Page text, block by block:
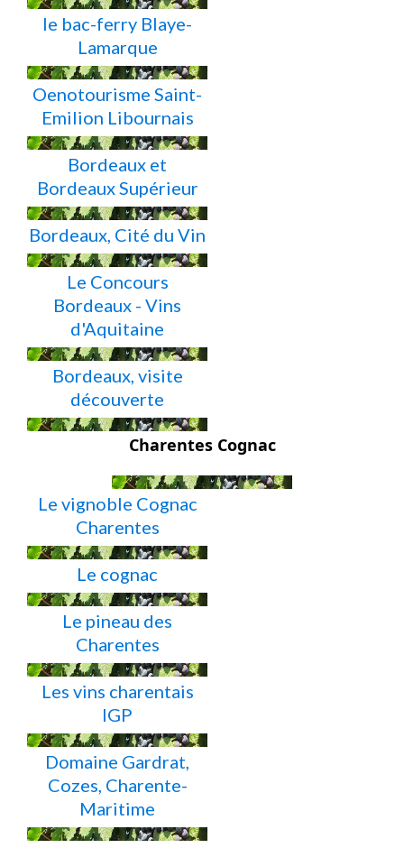
le bac-ferry Blaye-
Lamarque
Oenotourisme Saint-
Emilion Libournais
Bordeaux et
Bordeaux Supérieur
Bordeaux, Cité du Vin
Le Concours
Bordeaux - Vins
d'Aquitaine
Bordeaux, visite
découverte
Charentes Cognac
Le vignoble Cognac
Charentes
Le cognac
Le pineau des
Charentes
Les vins charentais
IGP
Domaine Gardrat,
Cozes, Charente-
Maritime